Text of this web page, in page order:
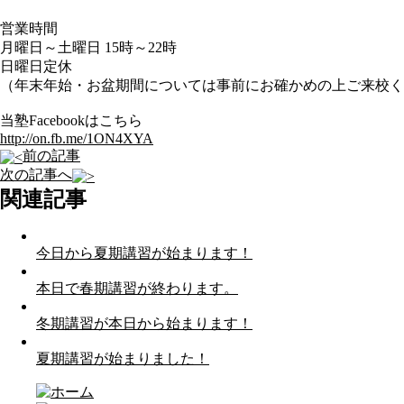
営業時間
月曜日～土曜日 15時～22時
日曜日定休
（年末年始・お盆期間については事前にお確かめの上ご来校
当塾Facebookはこちら
http://on.fb.me/1ON4XYA
前の記事
次の記事へ
関連記事
今日から夏期講習が始まります！
本日で春期講習が終わります。
冬期講習が本日から始まります！
夏期講習が始まりました！